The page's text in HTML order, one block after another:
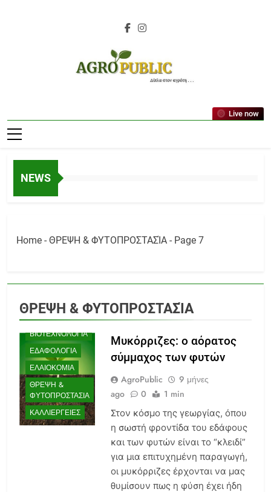
AgroPublic |
Αγροτικά Νέα,
Αμπελουργία
Live now
NEWS
Home - ΘΡΕΨΗ & ΦΥΤΟΠΡΟΣΤΑΣΊΑ - Page 7
ΘΡΕΨΗ & ΦΥΤΟΠΡΟΣΤΑΣΊΑ
ΒΙΟΛΟΓΙΚΉ
ΛΊΠΑΝΣΗ
ΒΙΟΤΕΧΝΟΛΟΓΊΑ
ΕΔΑΦΟΛΟΓΊΑ
ΕΛΑΙΟΚΟΜΊΑ
ΘΡΕΨΗ &
ΦΥΤΟΠΡΟΣΤΑΣΊΑ
ΚΑΛΛΙΈΡΓΕΙΕΣ
Μυκόρριζες: ο αόρατος
σύμμαχος των φυτών
AgroPublic
9 μήνες
ago
0 1 min
Στον κόσμο της γεωργίας, όπου
η σωστή φροντίδα του εδάφους
και των φυτών είναι το “κλειδί”
για μια επιτυχημένη παραγωγή,
οι μυκόρριζες έρχονται να μας
θυμίσουν πως η φύση έχει ήδη